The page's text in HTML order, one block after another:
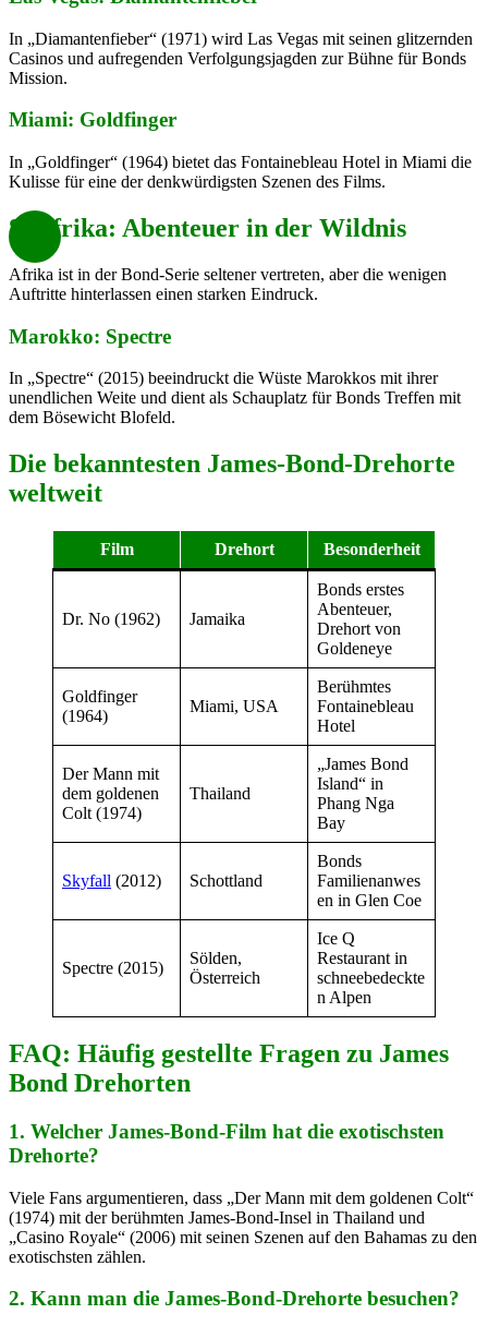
In „Diamantenfieber“ (1971) wird Las Vegas mit seinen glitzernden
Casinos und aufregenden Verfolgungsjagden zur Bühne für Bonds
Mission.
Miami: Goldfinger
In „Goldfinger“ (1964) bietet das Fontainebleau Hotel in Miami die
Kulisse für eine der denkwürdigsten Szenen des Films.
8. Afrika: Abenteuer in der Wildnis
Afrika ist in der Bond-Serie seltener vertreten, aber die wenigen
Auftritte hinterlassen einen starken Eindruck.
Marokko: Spectre
In „Spectre“ (2015) beeindruckt die Wüste Marokkos mit ihrer
unendlichen Weite und dient als Schauplatz für Bonds Treffen mit
dem Bösewicht Blofeld.
Die bekanntesten James-Bond-Drehorte
weltweit
Film Drehort Besonderheit
Dr. No (1962) Jamaika
Bonds erstes
Abenteuer,
Drehort von
Goldeneye
Goldfinger
(1964)
Miami, USA
Berühmtes
Fontainebleau
Hotel
Der Mann mit
dem goldenen
Colt (1974)
Thailand
„James Bond
Island“ in
Phang Nga
Bay
Skyfall (2012) Schottland
Bonds
Familienanwes
en in Glen Coe
Spectre (2015)
Sölden,
Österreich
Ice Q
Restaurant in
schneebedeckte
n Alpen
FAQ: Häufig gestellte Fragen zu James
Bond Drehorten
1. Welcher James-Bond-Film hat die exotischsten
Drehorte?
Viele Fans argumentieren, dass „Der Mann mit dem goldenen Colt“
(1974) mit der berühmten James-Bond-Insel in Thailand und
„Casino Royale“ (2006) mit seinen Szenen auf den Bahamas zu den
exotischsten zählen.
2. Kann man die James-Bond-Drehorte besuchen?